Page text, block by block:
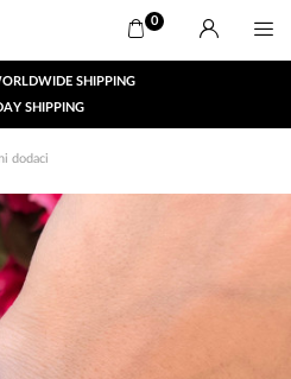
0
SHIPPING
SHIPPING
dodaci